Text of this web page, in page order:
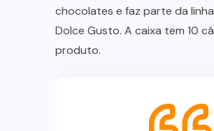
chocolates e faz parte da
Dolce Gusto. A caixa tem 10
produto.